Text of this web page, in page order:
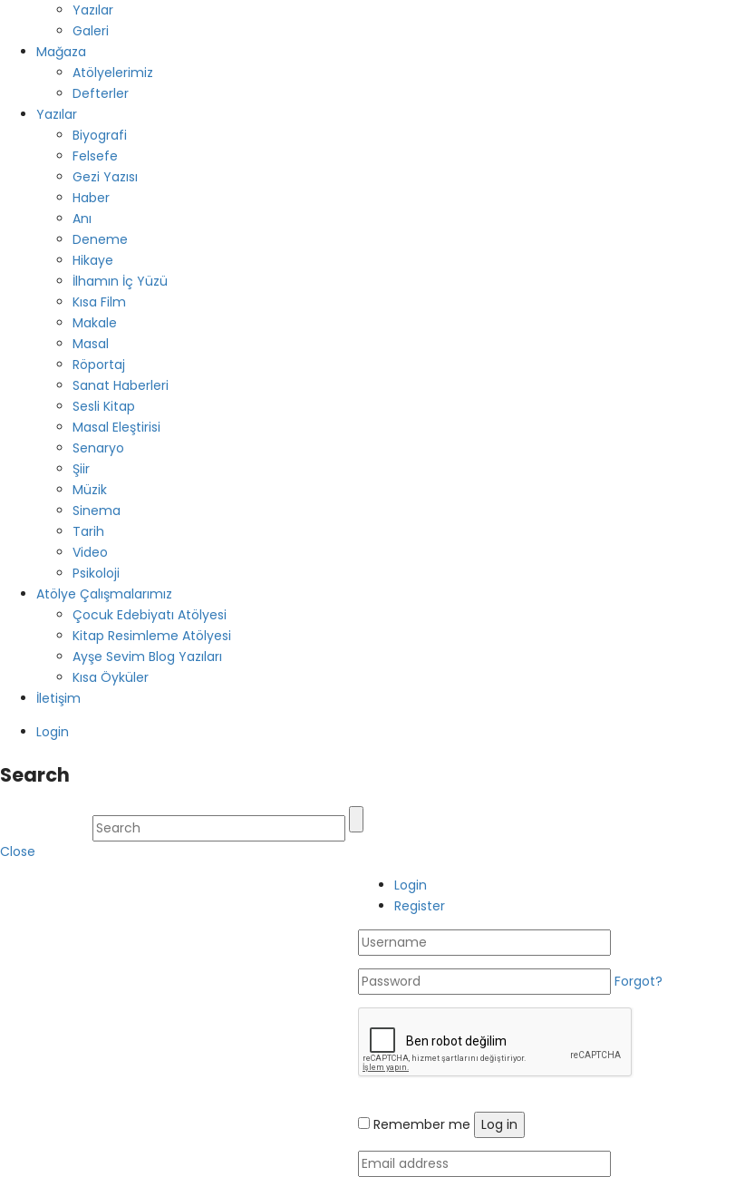
Yazılar
Galeri
Mağaza
Atölyelerimiz
Defterler
Yazılar
Biyografi
Felsefe
Gezi Yazısı
Haber
Anı
Deneme
Hikaye
İlhamın İç Yüzü
Kısa Film
Makale
Masal
Röportaj
Sanat Haberleri
Sesli Kitap
Masal Eleştirisi
Senaryo
Şiir
Müzik
Sinema
Tarih
Video
Psikoloji
Atölye Çalışmalarımız
Çocuk Edebiyatı Atölyesi
Kitap Resimleme Atölyesi
Ayşe Sevim Blog Yazıları
Kısa Öyküler
İletişim
Login
Search
Close
Login
Register
Forgot?
Remember me Log in